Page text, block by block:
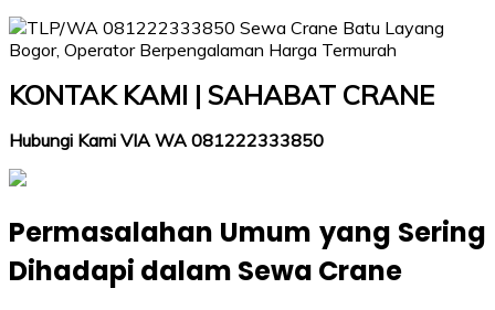
KONTAK KAMI | SAHABAT CRANE
Hubungi Kami VIA WA 081222333850
Permasalahan Umum yang Sering
Dihadapi dalam Sewa Crane